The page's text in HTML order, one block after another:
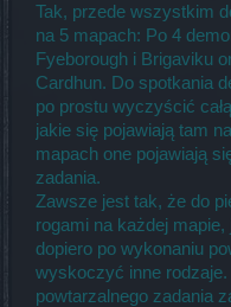
Tak, przede wszystkim
na 5 mapach: Po 4
Fyeborough i Brigaviku
Cardhun. Do spotkania
po prostu wyczyścić
jakie się pojawiają tam
mapach one pojawiają
zadania.
Zawsze jest tak, że do
rogami na każdej
dopiero po wykonaniu
wyskoczyć inne rodzaje.
powtarzalnego zadania